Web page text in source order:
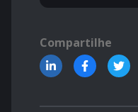
Compartilhe